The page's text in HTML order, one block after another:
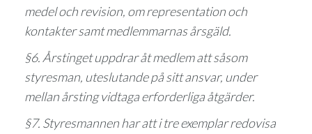
medel och revision, om representation och
kontakter samt medlemmarnas årsgäld.
§6. Årstinget uppdrar åt medlem att såsom
styresman, uteslutande på sitt ansvar, under
mellan årsting vidtaga erforderliga åtgärder.
§7. Styresmannen har att i tre exemplar redovisa